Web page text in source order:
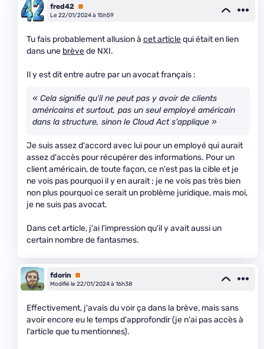
fred42 Premium
Le 22/01/2024 à 15h59
Tu fais probablement allusion à cet articlequi était en lien
dans une brèvede NXI.
Il y est dit entre autre par un avocat français :
« Cela signifie qu'il ne peut pas y avoir de clients
américains et surtout, pas un seul employé américain
dans la structure, sinon le Cloud Act s'applique »
Je suis assez d'accord avec lui pour un employé qui aurait
assez d'accès pour récupérer des informations. Pour un
client américain, de toute façon, ce n'est pas la cible et je
ne vois pas pourquoi il y en aurait ; je ne vois pas très bien
non plus pourquoi ce serait un problème juridique, mais moi,
je ne suis pas avocat.
Dans cet article, j'ai l'impression qu'il y avait aussi un
certain nombre de fantasmes.
fdorin
Premium
Modifié le 22/01/2024 à 16h38
Effectivement, j'avais du voir ça dans la brève, mais sans
avoir encore eu le temps d'approfondir (je n'ai pas accès à
l'article que tu mentionnes).